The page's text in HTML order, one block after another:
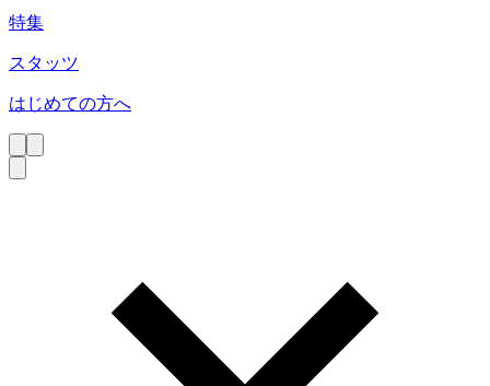
特集
スタッツ
はじめての方へ